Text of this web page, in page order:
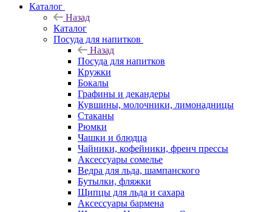
Каталог
Назад
Каталог
Посуда для напитков
Назад
Посуда для напитков
Кружки
Бокалы
Графины и декандеры
Кувшины, молочники, лимонадницы
Стаканы
Рюмки
Чашки и блюдца
Чайники, кофейники, френч прессы
Аксессуары сомелье
Ведра для льда, шампанского
Бутылки, фляжки
Щипцы для льда и сахара
Аксессуары бармена